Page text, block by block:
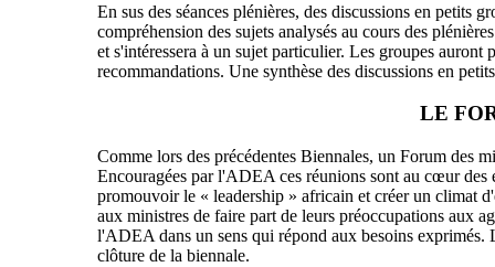
En sus des séances plénières, des discussions en petits
compréhension des sujets analysés au cours des
et s'intéressera à un sujet particulier. Les groupes
recommandations. Une synthèse des discussions en
LE
Comme lors des précédentes Biennales, un Forum des
Encouragées par l'ADEA ces réunions sont au cœur
promouvoir le « leadership » africain et créer un climat
aux ministres de faire part de leurs préoccupations aux
l'ADEA dans un sens qui répond aux besoins exprimés.
clôture de la biennale.